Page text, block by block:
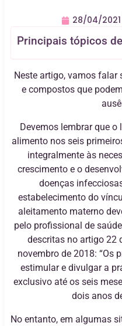
28/04/2021
Principais tópicos
Neste artigo, vamos
e compostos que
Devemos lembrar que o
alimento nos seis
integralmente às
crescimento e o
doenças
estabelecimento do
aleitamento materno
pelo profissional de
descritas no artigo 22
novembro de 2018: “Os
estimular e divulgar a
exclusivo até os seis
dois anos
No entanto, em algumas